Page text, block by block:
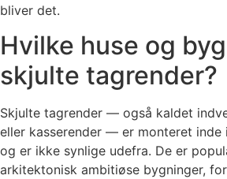
bliver det.
Hvilke huse og
skjulte tagrender?
Skjulte tagrender — også kaldet
eller kasserender — er monteret inde
og er ikke synlige udefra. De er
arkitektonisk ambitiøse bygninger,